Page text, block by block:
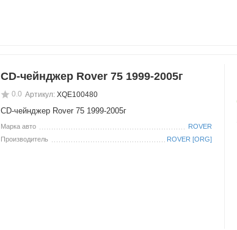
CD-чейнджер Rover 75 1999-2005г
0.0 Артикул: XQE100480
CD-чейнджер Rover 75 1999-2005г
Марка авто
ROVER
Производитель
ROVER [ORG]